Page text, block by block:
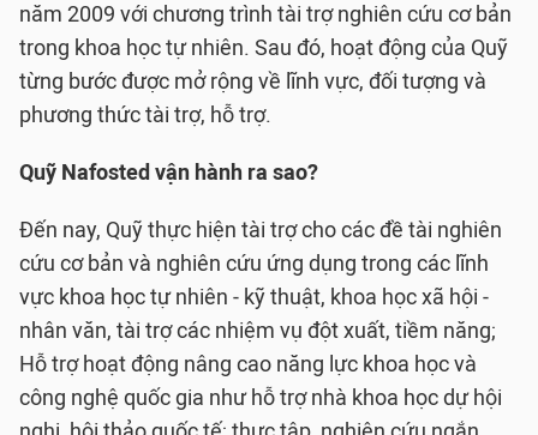
năm 2009 với chương trình tài trợ nghiên cứu cơ bản
trong khoa học tự nhiên. Sau đó, hoạt động của Quỹ
từng bước được mở rộng về lĩnh vực, đối tượng và
phương thức tài trợ, hỗ trợ.
Quỹ Nafosted vận hành ra sao?
Đến nay, Quỹ thực hiện tài trợ cho các đề tài nghiên
cứu cơ bản và nghiên cứu ứng dụng trong các lĩnh
vực khoa học tự nhiên - kỹ thuật, khoa học xã hội -
nhân văn, tài trợ các nhiệm vụ đột xuất, tiềm năng;
Hỗ trợ hoạt động nâng cao năng lực khoa học và
công nghệ quốc gia như hỗ trợ nhà khoa học dự hội